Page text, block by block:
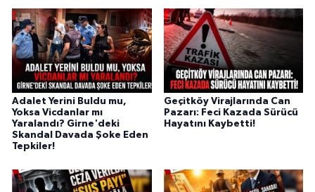
Adalet Yerini Buldu mu,
Yoksa Vicdanlar mı
Yaralandı? Girne'deki
Skandal Davada Şoke Eden
Tepkiler!
Geçitköy Virajlarında Can
Pazarı: Feci Kazada Sürücü
Hayatını Kaybetti!